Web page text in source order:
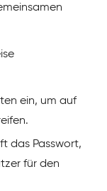
ein, um auf
das Passwort,
für den